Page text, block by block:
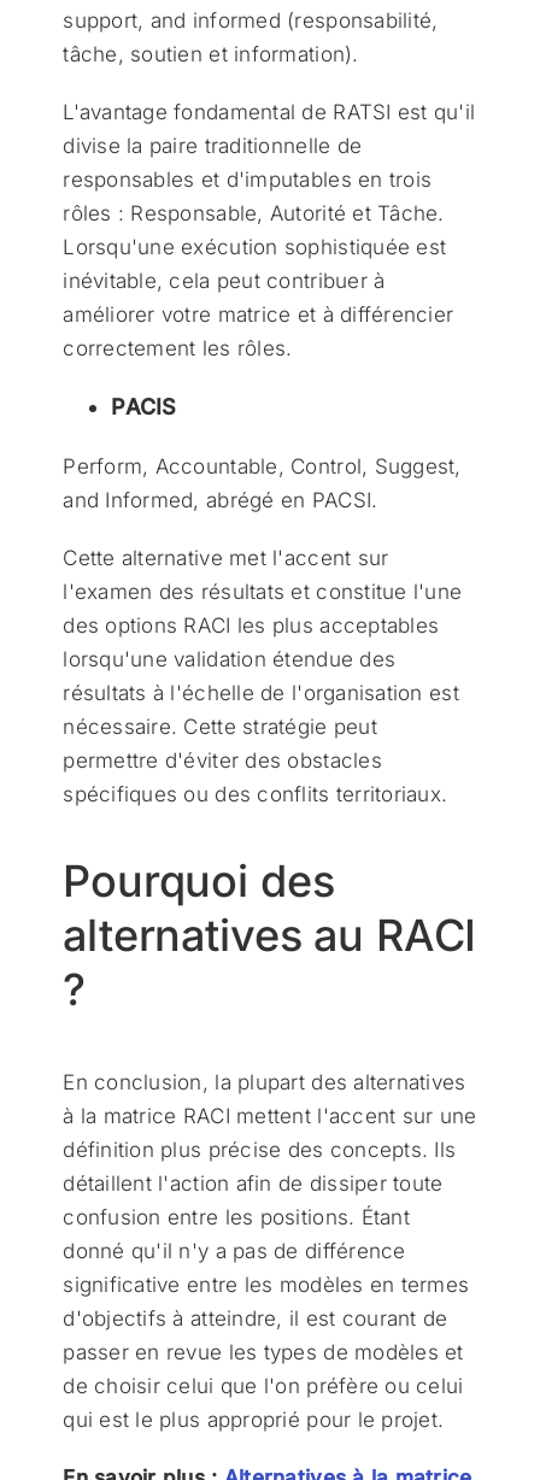
support, and informed (responsabilité,
tâche, soutien et information).
L'avantage fondamental de RATSI est qu'il
divise la paire traditionnelle de
responsables et d'imputables en trois
rôles : Responsable, Autorité et Tâche.
Lorsqu'une exécution sophistiquée est
inévitable, cela peut contribuer à
améliorer votre matrice et à différencier
correctement les rôles.
PACIS
Perform, Accountable, Control, Suggest,
and Informed, abrégé en PACSI.
Cette alternative met l'accent sur
l'examen des résultats et constitue l'une
des options RACI les plus acceptables
lorsqu'une validation étendue des
résultats à l'échelle de l'organisation est
nécessaire. Cette stratégie peut
permettre d'éviter des obstacles
spécifiques ou des conflits territoriaux.
Pourquoi des
alternatives au RACI
?
En conclusion, la plupart des alternatives
à la matrice RACI mettent l'accent sur une
définition plus précise des concepts. Ils
détaillent l'action afin de dissiper toute
confusion entre les positions. Étant
donné qu'il n'y a pas de différence
significative entre les modèles en termes
d'objectifs à atteindre, il est courant de
passer en revue les types de modèles et
de choisir celui que l'on préfère ou celui
qui est le plus approprié pour le projet.